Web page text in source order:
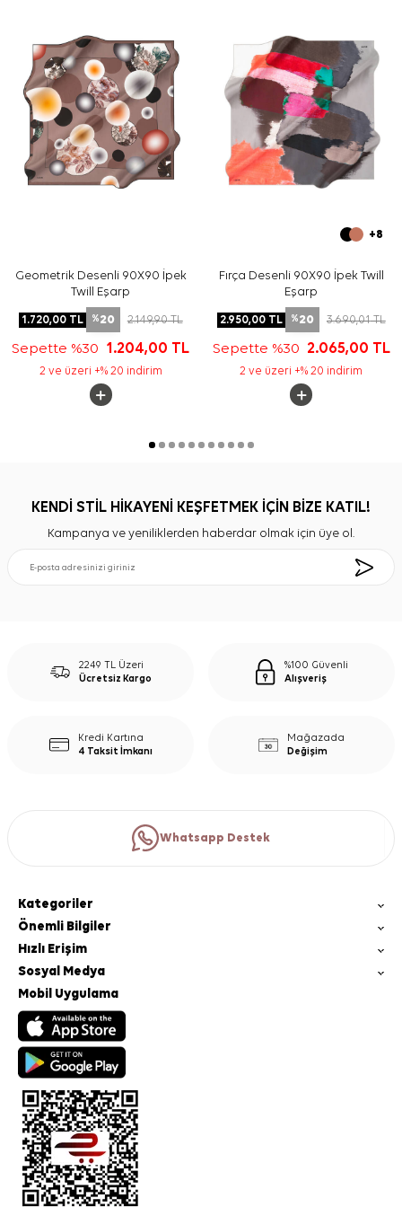
Bakım
Yıkama ve bakım için ürün etiketindeki talimatları
izleyiniz. İpek ve hassas eşarpların elde hassas
bakımındaAker İpek Eşarp Şampuanı kullanabilirsiniz.
Sıkça Sorulan Sorular
Gri İpek Kare Geometrik Desenli Eşarp hangi ölçüdedir?
Bu ürünün kumaş kalitesi nedir?
Deseni nasıl bir görünüme sahiptir?
Gri ipek tivil eşarp hangi renklerle kombinlenir?
Geometrik Desenli 90X90 İpek
Twill Eşarp
1.720,00TL %20 2.149,90TL
Sepette %30 1.204,00 TL
2 ve üzeri +% 20 indirim
+8
Fırça Desenli 90X90 İpek Twill
Eşarp
2.950,00TL %20 3.690,01TL
Sepette %30 2.065,00 TL
2 ve üzeri +% 20 indirim
KENDİ STİL HİKAYENİ KEŞFETMEK İÇİN BİZE KATIL!
Kampanya ve yeniliklerden haberdar olmak için üye ol.
2249 TL Üzeri
Ücretsiz Kargo
%100 Güvenli
Alışveriş
Kredi Kartına
4 Taksit İmkanı
Mağazada
Değişim
Whatsapp Destek
Kategoriler
Önemli Bilgiler
Hızlı Erişim
Sosyal Medya
Mobil Uygulama